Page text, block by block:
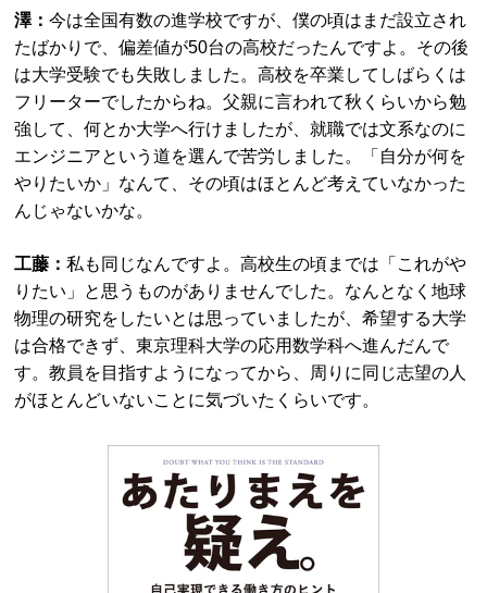
澤：今は全国有数の進学校ですが、僕の頃はまだ設立され
たばかりで、偏差値が50台の高校だったんですよ。その後
は大学受験でも失敗しました。高校を卒業してしばらくは
フリーターでしたからね。父親に言われて秋くらいから勉
強して、何とか大学へ行けましたが、就職では文系なのに
エンジニアという道を選んで苦労しました。「自分が何を
やりたいか」なんて、その頃はほとんど考えていなかった
んじゃないかな。
工藤：私も同じなんですよ。高校生の頃までは「これがや
りたい」と思うものがありませんでした。なんとなく地球
物理の研究をしたいとは思っていましたが、希望する大学
は合格できず、東京理科大学の応用数学科へ進んだんで
す。教員を目指すようになってから、周りに同じ志望の人
がほとんどいないことに気づいたくらいです。